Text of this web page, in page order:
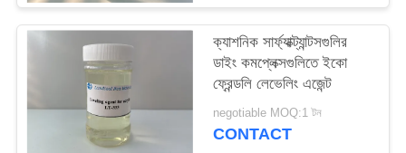
PRIVACY
POLICY
ক্যাশনিক সার্ফ্যাক্ট্যান্টসগুলির
ডাইং কমপ্লেক্সগুলিতে ইকো
ফ্রেন্ডলি লেভেলিং এজেন্ট
negotiable MOQ:1 টন
CONTACT